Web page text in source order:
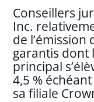
Conseillers
Inc.
de
garantis dont
principal
4,5 %
sa filiale